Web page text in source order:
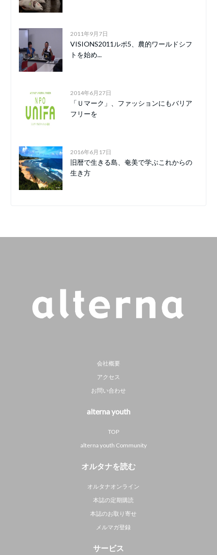
2011年9月7日
VISIONS2011ルポ5、農的ワールドシフ
トを始め...
2014年6月27日
「Ｕマーク」、ファッションにもバリア
フリーを
2016年6月17日
旧暦で生きる島、奄美で学ぶこれからの
生き方
会社概要
アクセス
お問い合わせ
alterna youth
TOP
alterna youth Community
オルタナを読む
オルタナオンライン
本誌の定期購読
本誌のお取り寄せ
メルマガ登録
サービス